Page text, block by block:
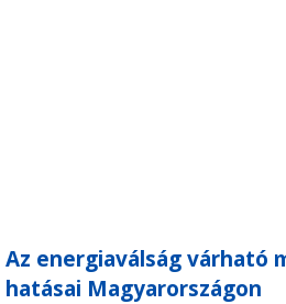
Az energiaválság várható
hatásai Magyarországon